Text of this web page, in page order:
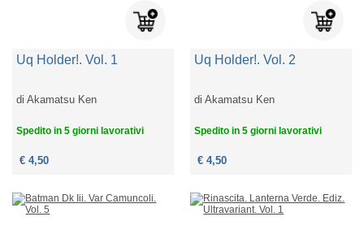
Uq Holder!. Vol. 1
diAkamatsu Ken
Spedito in 5 giorni lavorativi
€ 4,50
Uq Holder!. Vol. 2
diAkamatsu Ken
Spedito in 5 giorni lavorativi
€ 4,50